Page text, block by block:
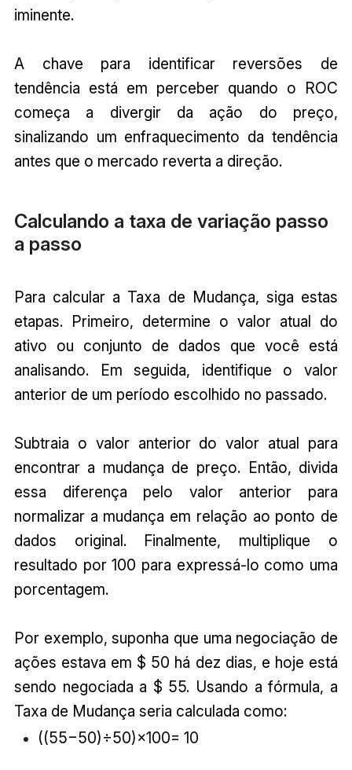
iminente.
A chave para identificar reversões de
tendência está em perceber quando o ROC
começa a divergir da ação do preço,
sinalizando um enfraquecimento da tendência
antes que o mercado reverta a direção.
Calculando a taxa de variação passo
a passo
Para calcular a Taxa de Mudança, siga estas
etapas. Primeiro, determine o valor atual do
ativo ou conjunto de dados que você está
analisando. Em seguida, identifique o valor
anterior de um período escolhido no passado.
Subtraia o valor anterior do valor atual para
encontrar a mudança de preço. Então, divida
essa diferença pelo valor anterior para
normalizar a mudança em relação ao ponto de
dados original. Finalmente, multiplique o
resultado por 100 para expressá-lo como uma
porcentagem.
Por exemplo, suponha que uma negociação de
ações estava em $ 50 há dez dias, e hoje está
sendo negociada a $ 55. Usando a fórmula, a
Taxa de Mudança seria calculada como:
((55−50)÷50)×100= 10